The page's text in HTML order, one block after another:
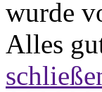
wurde
Alles